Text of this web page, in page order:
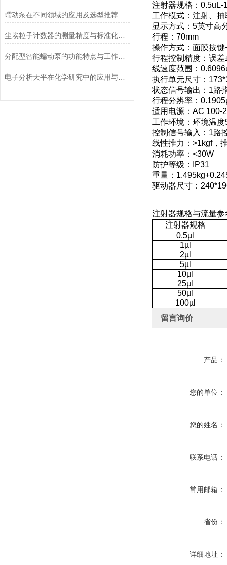
蠕动泵在不同领域的应用及选型推荐
尘埃粒子计数器的测量精度与标准化方法
分配型智能蠕动泵的功能特点与工作模式介绍
电子分析天平在化学研究中的应用与优势说明
注射器规格：0.5uL-
工作模式：注射、
显示方式：5英寸高
行程：70mm
操作方式：面膜按
行程控制精度：误
线速度范围：
执行单元尺寸：
状态信号输出：1路
行程分辨率：
适用电源：AC 100-
工作环境：环境温
控制信号输入：1路
线性推力：>1kgf，
消耗功率：<30W
防护等级：IP31
重量：
驱动器尺寸：
注射器规格与流量参
注射器规格
0.5µl
1µl
2µl
5µl
10µl
25µl
50µl
100µl
留言询价
产品：
您的单位：
您的姓名：
联系电话：
常用邮箱：
省份：
详细地址：